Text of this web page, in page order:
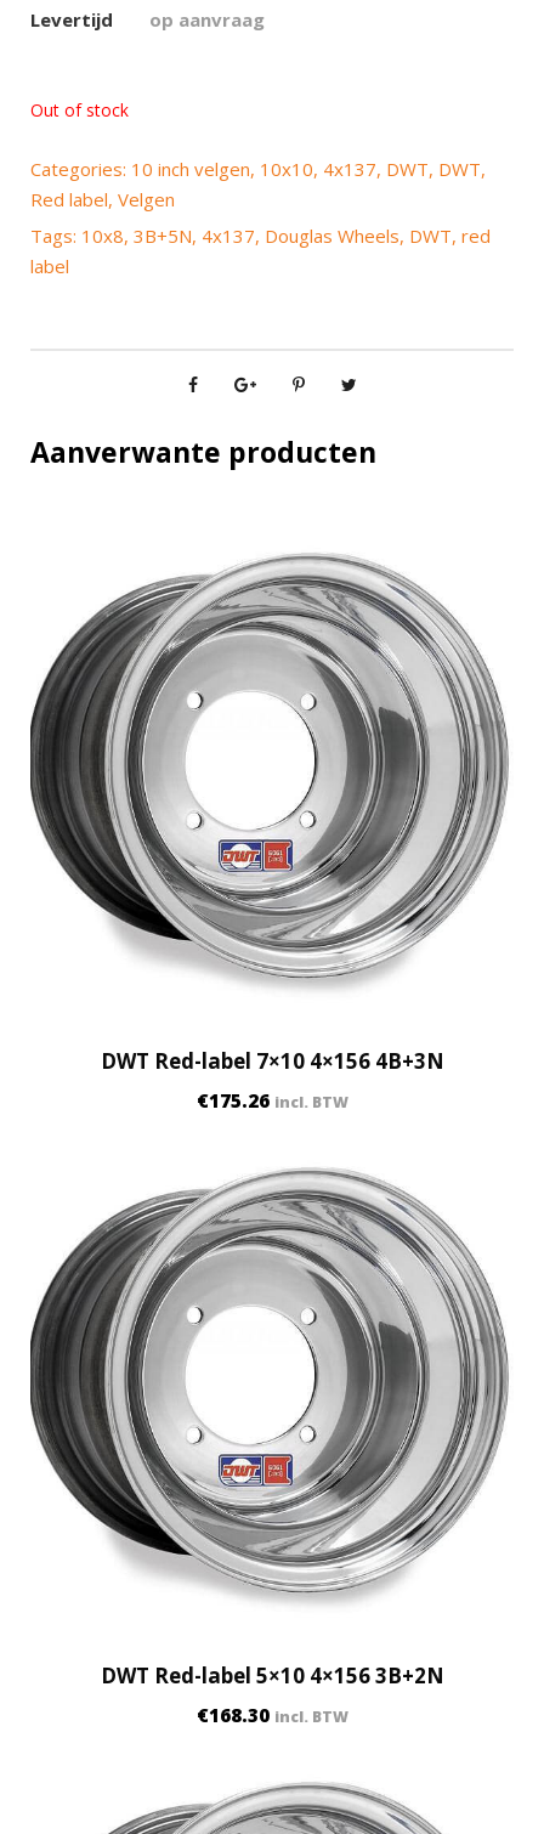
Levertijd
op aanvraag
Out of stock
Categories: 10 inch velgen, 10x10, 4x137, DWT, DWT,
Red label, Velgen
Tags: 10x8, 3B+5N, 4x137, Douglas Wheels, DWT, red
label
Aanverwante producten
DWT Red-label 7×10 4×156 4B+3N
€175.26 incl. BTW
DWT Red-label 5×10 4×156 3B+2N
€168.30 incl. BTW